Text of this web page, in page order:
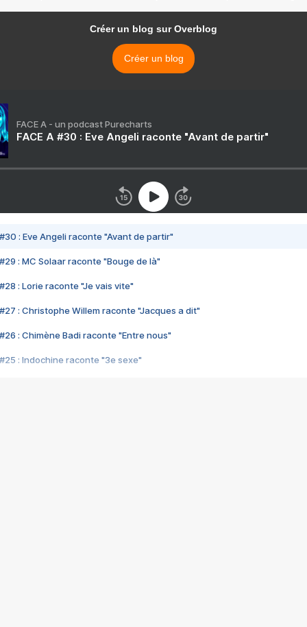
Créer un blog sur Overblog
Créer un blog
FACE A - un podcast Purecharts
FACE A #30 : Eve Angeli raconte "Avant de partir"
#30 : Eve Angeli raconte "Avant de partir"
#29 : MC Solaar raconte "Bouge de là"
#28 : Lorie raconte "Je vais vite"
#27 : Christophe Willem raconte "Jacques a dit"
#26 : Chimène Badi raconte "Entre nous"
#25 : Indochine raconte "3e sexe"